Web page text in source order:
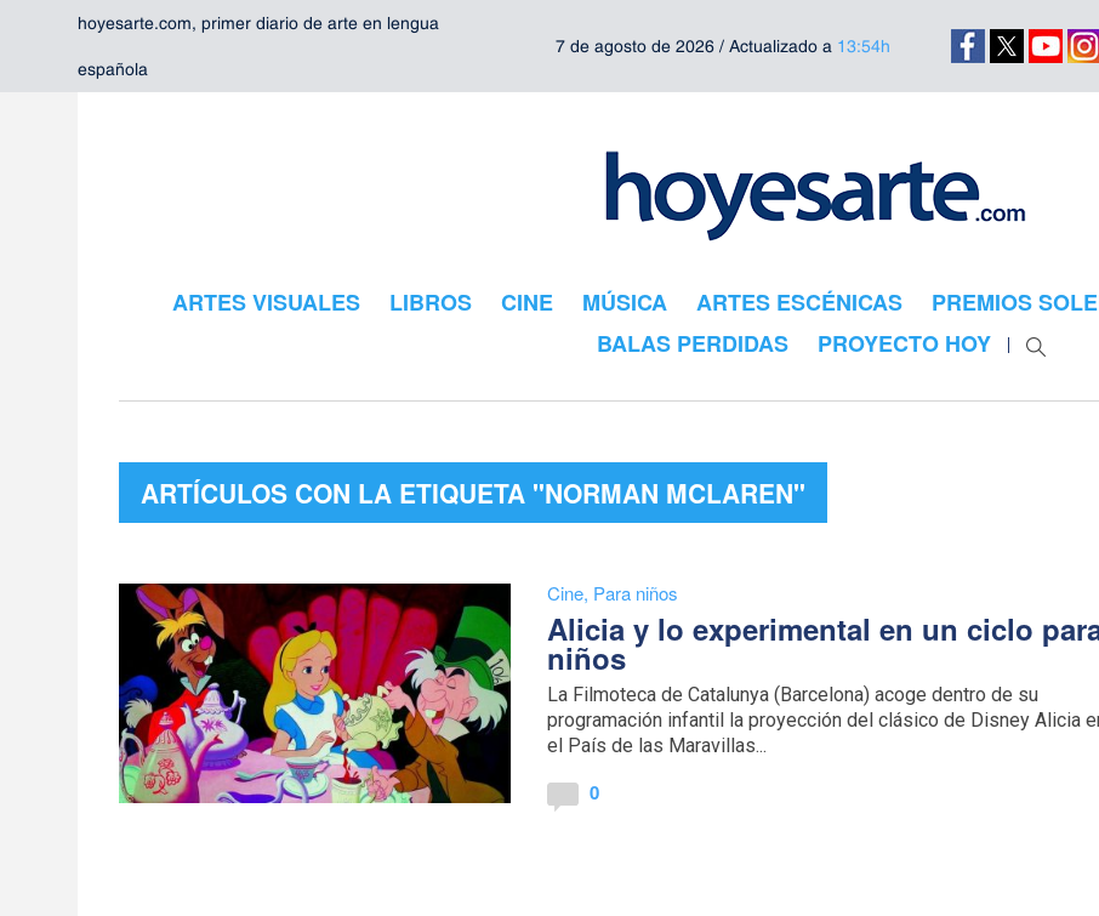
hoyesarte.com, primer diario de arte en lengua
española
7 de agosto de 2026 / Actualizado a 13:54h
ARTES VISUALES LIBROS CINE MÚSICA ARTES ESCÉNICAS PREMIOS
BALAS PERDIDAS
PROYECTO HOY
ARTÍCULOS CON LA ETIQUETA "NORMAN MCLAREN"
Cine, Para niños
Alicia y lo experimental en un ciclo
niños
La Filmoteca de Catalunya (Barcelona) acoge dentro de su
programación infantil la proyección del clásico de Disney Alicia
el País de las Maravillas...
0